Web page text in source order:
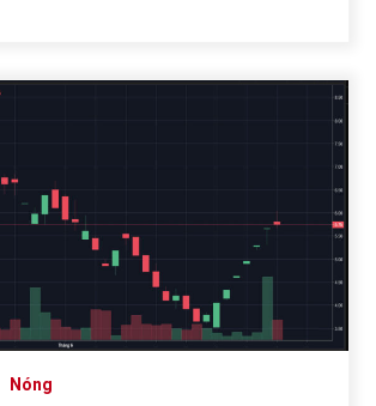
Tiền gửi vào ngân hàng tiếp tục tăng mạnh
S&P Ratings cập nhật xếp hạng tín nhiệm của
Vietcombank và Eximbank
31/05/2022
Chứng khoán ngày 30/5/2022: Top 10 cổ phiếu nổi bật
31/05/2022
Nóng